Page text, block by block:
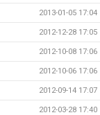
2013-01-05 17:04
2012-12-28 17:05
2012-10-08 17:06
2012-10-06 17:06
2012-09-14 17:07
2012-03-28 17:40